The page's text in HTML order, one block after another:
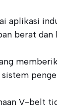
aplikasi
berat
V-belt